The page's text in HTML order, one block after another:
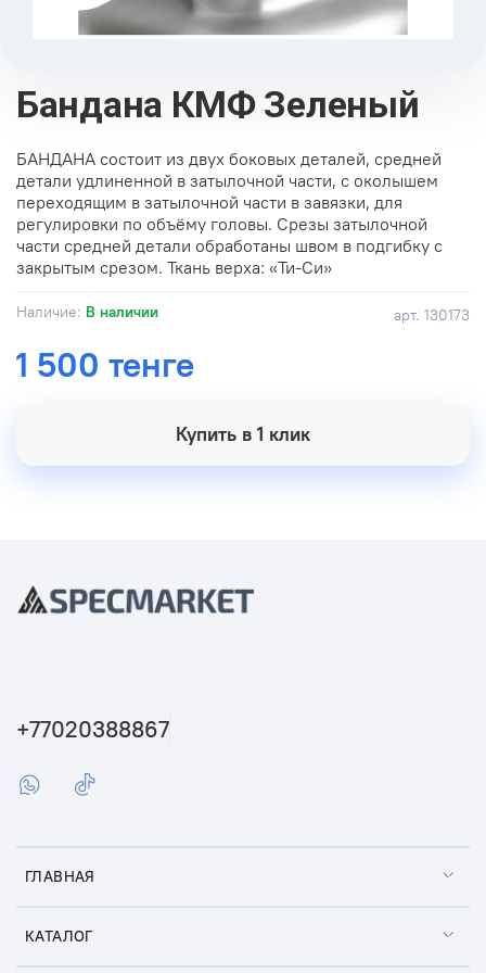
арт. 130173
Наличие: В наличии
Бандана КМФ Зеленый
1 500 тенге
Купить в 1 клик
БАНДАНА состоит из двух боковых деталей, средней
детали удлиненной в затылочной части, с околышем
переходящим в затылочной части в завязки, для
регулировки по объёму головы. Срезы затылочной
части средней детали обработаны швом в подгибку с
закрытым срезом. Ткань верха: «Ти-Си»
ГЛАВНАЯ
КАТАЛОГ
+77020388867